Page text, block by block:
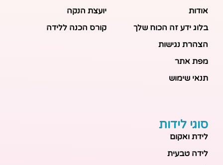
אודות
בלוג ידע זה הכוח שלך
הצהרת נגישות
מפת אתר
תנאי שימוש
יועצת הנקה
קורס הכנה ללידה
סוגי לידות
לידת ואקום
לידה טבעית